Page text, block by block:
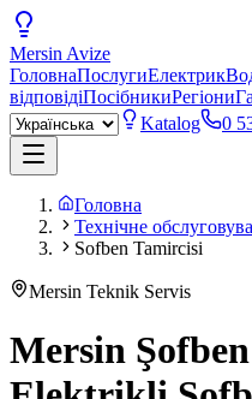
Mersin Avize
ГоловнаПослугиЕлектрик
відповідіПосібникиРегіони
Katalog
0
Головна
Технічне
Sofben Tamircisi
Mersin Teknik Servis
Mersin